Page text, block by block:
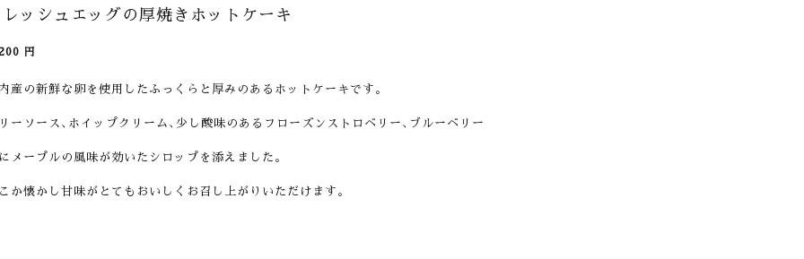
ッシュエッグの厚焼きホットケーキ
円
産の新鮮な卵を使用したふっくらと厚みのあるホットケーキです。
ーソース､ホイップクリーム､少し酸味のあるフローズンストロベリー､ブルーベリー
メープルの風味が効いたシロップを添えました。
か懐かし甘味がとてもおいしくお召し上がりいただけます。